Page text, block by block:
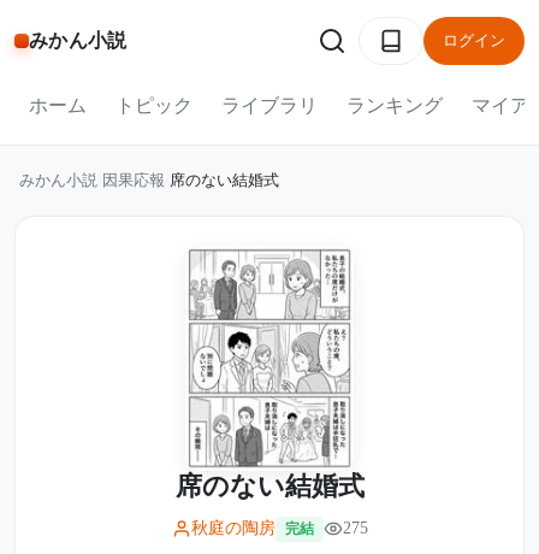
みかん小説 ログイン
ホーム トピック ライブラリ ランキング マイア
みかん小説 因果応報 席のない結婚式
席のない結婚式
秋庭の陶房 完結 275